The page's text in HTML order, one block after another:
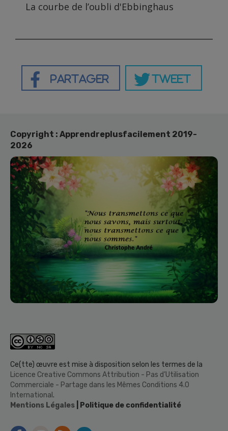
La courbe de l’oubli d'Ebbinghaus
Partager Tweet
Copyright : Apprendreplusfacilement 2019-
2026
Ce(tte) œuvre est mise à disposition selon les termes de la
Licence Creative Commons Attribution - Pas d’Utilisation
Commerciale - Partage dans les Mêmes Conditions 4.0
International.
Mentions Légales
| Politique de confidentialité